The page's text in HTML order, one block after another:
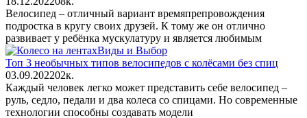
Велосипед – отличный вариант времяпрепровождения
подростка в кругу своих друзей. К тому же он отлично
развивает у ребёнка мускулатуру и является любимым
Виды и Выбор
Топ 3 необычных типов велосипедов с колёсами без спиц
03.09.202202к.
Каждый человек легко может представить себе велосипед –
руль, седло, педали и два колеса со спицами. Но современные
технологии способны создавать модели